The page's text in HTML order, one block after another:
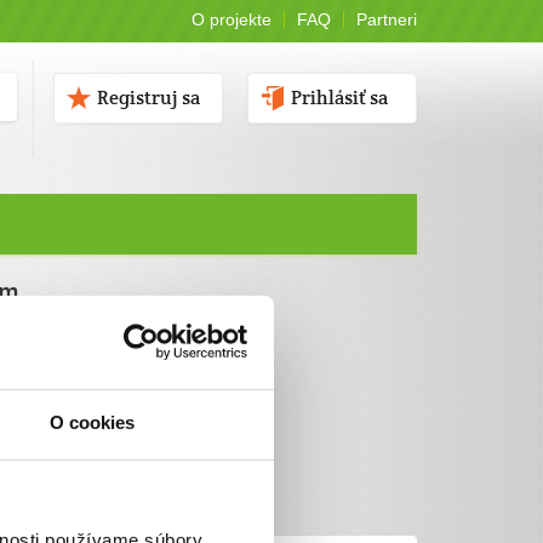
O cookies
O projekte FAQ Partneri
Prihlásiť sa
Registruj sa